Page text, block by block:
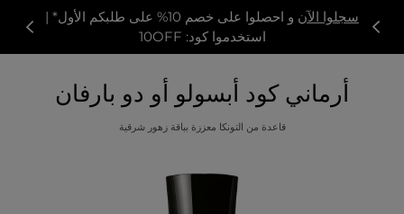
سجلوا الآن
و احصلوا على خصم 10% على طلبكم الأول* |
استخدموا كود: 10OFF
أرماني كود أبسولو أو دو بارفان
قاعدة من التونكا معززة بباقة زهور شرقية